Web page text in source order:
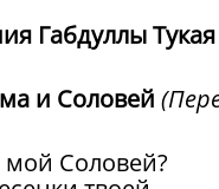
Габдуллы
и Соловей
Соловей?